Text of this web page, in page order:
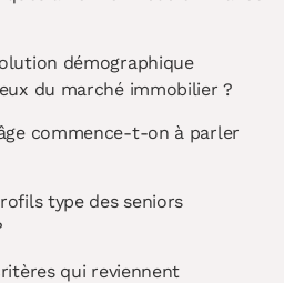
démographique
du marché immobilier ?
commence-t-on à parler
type des seniors
qui reviennent